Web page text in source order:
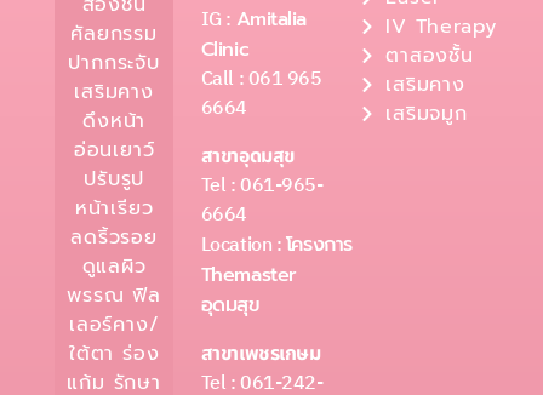
ศัลยกรรม
ปากกระจับ
เสริมคาง
ดึงหน้า
อ่อนเยาว์
ปรับรูป
หน้าเรียว
ลดริ้วรอย
ดูแลผิว
พรรณ ฟิล
เลอร์คาง/
ใต้ตา ร่อง
แก้ม รักษา
IG : Amitalia
Clinic
Call : 061 965
6664
สาขาอุดมสุข
Tel : 061-965-
6664
Location :โครงการ
Themaster
อุดมสุข
สาขาเพชรเกษม
Tel : 061-242-
IV Therapy
ตาสองชั้น
เสริมคาง
เสริมจมูก